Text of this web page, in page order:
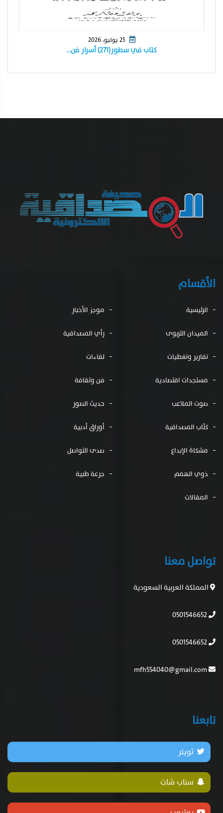
كتاب في سطور(٢٧١) أسرار فن…
الأقسام
الرئيسية موجز الأخبار
الميدان التربوى رأي المصداقية
تقارير وتغطيات لقاءات
مستجدات اقتصادية فن وثقافة
صوت الملاعب حديث الصور
كتّاب المصداقية أوراق أدبية
مشكاة الإبداع صدى التواصل
ذوي الهمم جرعة طبية
المقالات
تواصل معنا
المملكة العربية السعودية
تابعنا
تويتر
سناب شات